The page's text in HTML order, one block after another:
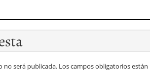
no será publicada. Los campos obligatorios están